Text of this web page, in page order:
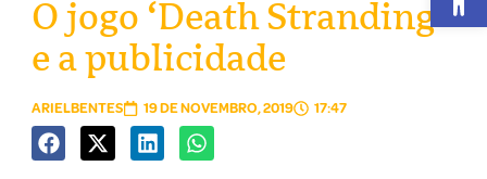
O jogo ‘Death Stranding’
e a publicidade
ARIELBENTES 19 DE NOVEMBRO, 2019 17:47